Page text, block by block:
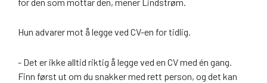
Hun advarer mot å legge ved CV-en for tidlig.
- Det er ikke alltid riktig å legge ved en CV med én gang.
Finn først ut om du snakker med rett person, og det kan